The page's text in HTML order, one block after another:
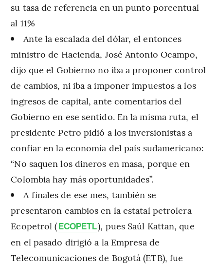
su tasa de referencia en un punto porcentual
al 11%
Ante la escalada del dólar, el entonces
ministro de Hacienda, José Antonio Ocampo,
dijo que el Gobierno no iba a proponer control
de cambios, ni iba a imponer impuestos a los
ingresos de capital, ante comentarios del
Gobierno en ese sentido. En la misma ruta, el
presidente Petro pidió a los inversionistas a
confiar en la economía del país sudamericano:
“No saquen los dineros en masa, porque en
Colombia hay más oportunidades”.
A finales de ese mes, también se
presentaron cambios en la estatal petrolera
Ecopetrol (ECOPETL), pues Saúl Kattan, que
en el pasado dirigió a la Empresa de
Telecomunicaciones de Bogotá (ETB), fue